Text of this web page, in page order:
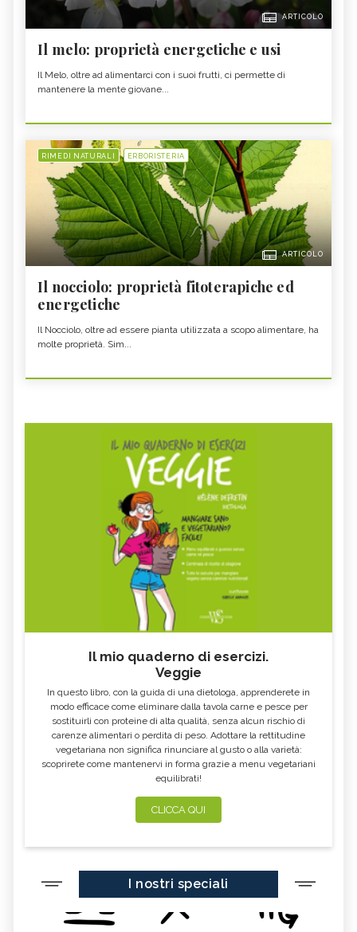
ARTICOLO
Il melo: proprietà energetiche e usi
Il Melo, oltre ad alimentarci con i suoi frutti, ci permette di
mantenere la mente giovane...
RIMEDI NATURALI ERBORISTERIA
ARTICOLO
Il nocciolo: proprietà fitoterapiche ed
energetiche
Il Nocciolo, oltre ad essere pianta utilizzata a scopo alimentare, ha
molte proprietà. Sim...
Il mio quaderno di esercizi.
Veggie
In questo libro, con la guida di una dietologa, apprenderete in
modo efficace come eliminare dalla tavola carne e pesce per
sostituirli con proteine di alta qualità, senza alcun rischio di
carenze alimentari o perdita di peso. Adottare la rettitudine
vegetariana non significa rinunciare al gusto o alla varietà:
scoprirete come mantenervi in forma grazie a menu vegetariani
equilibrati!
CLICCA QUI
I nostri speciali